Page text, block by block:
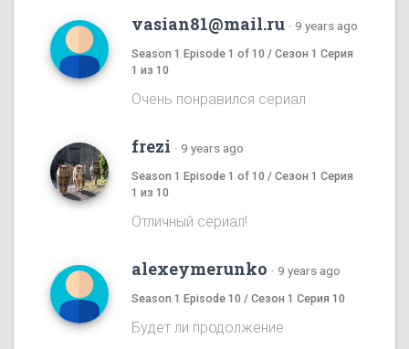
vasian81@mail.ru · 9 years ago
Season 1 Episode 1 of 10 / Сезон 1 Серия
1 из 10
Очень понравился сериал
frezi · 9 years ago
Season 1 Episode 1 of 10 / Сезон 1 Серия
1 из 10
Отличный сериал!
alexeymerunko · 9 years ago
Season 1 Episode 10 / Сезон 1 Серия 10
Будет ли продолжение